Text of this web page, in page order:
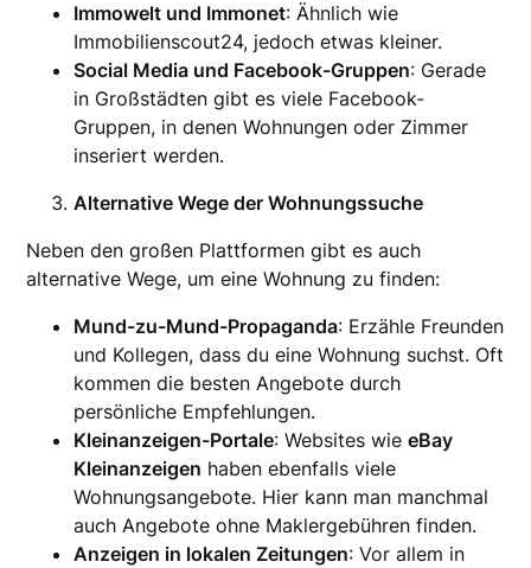
Immowelt und Immonet: Ähnlich wie
Immobilienscout24, jedoch etwas kleiner.
Social Media und Facebook-Gruppen: Gerade
in Großstädten gibt es viele Facebook-
Gruppen, in denen Wohnungen oder Zimmer
inseriert werden.
Alternative Wege der Wohnungssuche
Neben den großen Plattformen gibt es auch
alternative Wege, um eine Wohnung zu finden:
Mund-zu-Mund-Propaganda: Erzähle Freunden
und Kollegen, dass du eine Wohnung suchst. Oft
kommen die besten Angebote durch
persönliche Empfehlungen.
Kleinanzeigen-Portale: Websites wieeBay
Kleinanzeigen haben ebenfalls viele
Wohnungsangebote. Hier kann man manchmal
auch Angebote ohne Maklergebühren finden.
Anzeigen in lokalen Zeitungen: Vor allem in